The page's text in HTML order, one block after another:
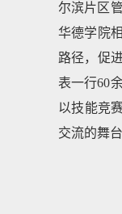
尔滨片区
华德学院
路径，促
表一行60
以技能竞
交流的舞